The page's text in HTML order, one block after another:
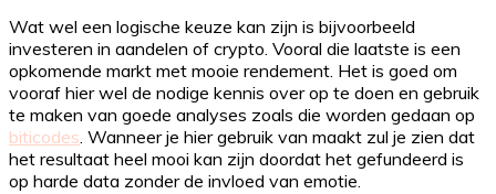
Wat wel een logische keuze kan zijn is bijvoorbeeld
investeren in aandelen of crypto. Vooral die laatste is een
opkomende markt met mooie rendement. Het is goed om
vooraf hier wel de nodige kennis over op te doen en gebruik
te maken van goede analyses zoals die worden gedaan op
biticodes. Wanneer je hier gebruik van maakt zul je zien dat
het resultaat heel mooi kan zijn doordat het gefundeerd is
op harde data zonder de invloed van emotie.